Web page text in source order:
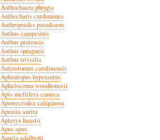
Anthochaera phrygia
Anthocharis cardamines
Anthropoides paradiseus
Anthus campestris
Anthus pratensis
Anthus spragueii
Anthus trivialis
Antrostomus carolinensis
Aphantopus hyperantus
Aphelocoma woodhouseii
Apis mellifera carnica
Aporrectodea caliginosa
Aprasia aurita
Apteryx haastii
Apus apus
Aquila adalberti